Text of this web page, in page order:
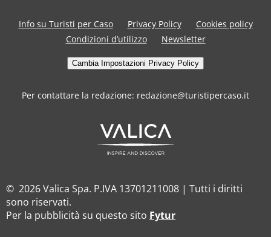
Info su Turisti per Caso Privacy Policy
Cookies policy
Condizioni d’utilizzo
Newsletter
Cambia Impostazioni Privacy Policy
Per contattare la redazione: redazione@turistipercaso.it
© 2026 Valica Spa. P.IVA 13701211008 | Tutti i diritti
sono riservati.
Per la pubblicità su questo sito Fytur